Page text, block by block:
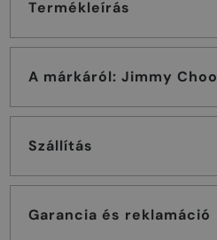
Termékleírás
A márkáról: Jimmy Choo
Szállítás
Garancia és reklamáció